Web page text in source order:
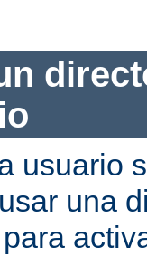
usuario
una
para